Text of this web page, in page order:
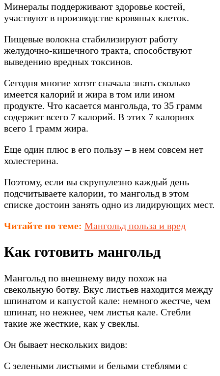
Минералы поддерживают здоровье костей,
участвуют в производстве кровяных клеток.
Пищевые волокна стабилизируют работу
желудочно-кишечного тракта, способствуют
выведению вредных токсинов.
Сегодня многие хотят сначала знать сколько
имеется калорий и жира в том или ином
продукте. Что касается мангольда, то 35 грамм
содержит всего 7 калорий. В этих 7 калориях
всего 1 грамм жира.
Еще один плюс в его пользу – в нем совсем нет
холестерина.
Поэтому, если вы скрупулезно каждый день
подсчитываете калории, то мангольд в этом
списке достоин занять одно из лидирующих мест.
Читайте по теме: Мангольд польза и вред
Как готовить мангольд
Мангольд по внешнему виду похож на
свекольную ботву. Вкус листьев находится между
шпинатом и капустой кале: немного жестче, чем
шпинат, но нежнее, чем листья кале. Стебли
такие же жесткие, как у свеклы.
Он бывает нескольких видов:
С зелеными листьями и белыми стеблями с